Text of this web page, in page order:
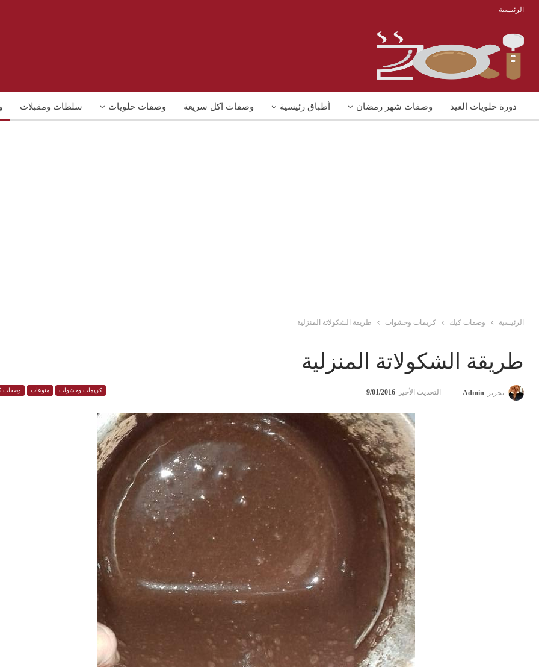
الرئيسية
دورة حلويات العيد وصفات شهر رمضان أطباق رئيسية وصفات اكل سريعة وصفات حلويات سلطات ومقبلات
الرئيسية وصفات كيك كريمات وحشوات طريقة الشكولاتة المنزلية
طريقة الشكولاتة المنزلية
كريمات وحشوات منوعات وصفات تحرير Admin التحديث الأخير 9/01/2016